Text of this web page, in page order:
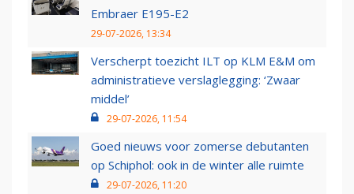
Embraer E195-E2
29-07-2026, 13:34
Verscherpt toezicht ILT op KLM E&M om
administratieve verslaglegging: ‘Zwaar
middel’
29-07-2026, 11:54
Goed nieuws voor zomerse debutanten
op Schiphol: ook in de winter alle ruimte
29-07-2026, 11:20